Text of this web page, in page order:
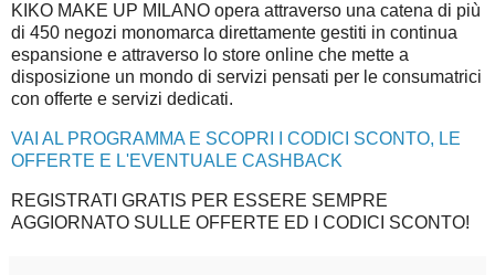
KIKO MAKE UP MILANO opera attraverso una catena di più
di 450 negozi monomarca direttamente gestiti in continua
espansione e attraverso lo store online che mette a
disposizione un mondo di servizi pensati per le consumatrici
con offerte e servizi dedicati.
VAI AL PROGRAMMA E SCOPRI I CODICI SCONTO, LE
OFFERTE E L'EVENTUALE CASHBACK
REGISTRATI GRATIS PER ESSERE SEMPRE
AGGIORNATO SULLE OFFERTE ED I CODICI SCONTO!